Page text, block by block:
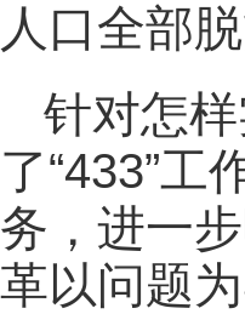
人口全部脱
针对怎
了“433”
务，进一
革以问题